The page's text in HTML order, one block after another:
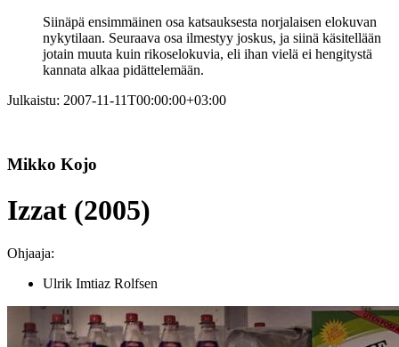
Siinäpä ensimmäinen osa katsauksesta norjalaisen elokuvan
nykytilaan. Seuraava osa ilmestyy joskus, ja siinä käsitellään
jotain muuta kuin rikoselokuvia, eli ihan vielä ei hengitystä
kannata alkaa pidättelemään.
Julkaistu: 2007-11-11T00:00:00+03:00
Mikko Kojo
Izzat (2005)
Ohjaaja:
Ulrik Imtiaz Rolfsen